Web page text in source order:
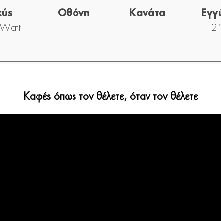
Οθόνη Κανάτα
2
Καφές όπως τον θέλετε, όταν τον θέλετε